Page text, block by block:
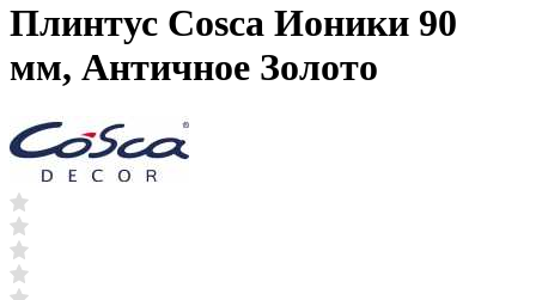
Плинтус Cosca Ионики 90
мм, Античное Золото